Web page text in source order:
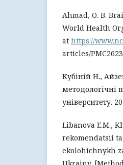
Ahmad, O. B.
World Health
at https://
articles/
Кубіній Н.,
методологічні
університету.
Libanova E.M.,
rekomendatsii
ekolohichnykh
Ukrainy.